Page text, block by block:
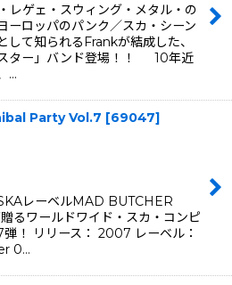
レゲェ・スウィング・メタル・の
ーロッパのパンク／スカ・シーン
して知られるFrankが結成した、
ター」バンド登場！！ 10年近
…
Party Vol.7 [69047]
レーベルMAD BUTCHER
るワールドワイド・スカ・コンピ
弾！ リリース： 2007 レーベル：
0…